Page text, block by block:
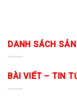
DANH SÁCH
BÀI VIẾT – TIN